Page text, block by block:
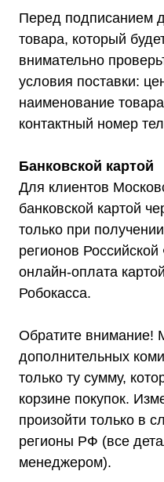
Перед подписанием
товара, который
внимательно
условия поставки:
наименование
контактный номер
Банковской картой
Для клиентов
банковской картой
только при
регионов
онлайн-оплата
Робокасса.
Обратите внимание!
дополнительных
только ту сумму,
корзине покупок.
произойти только в
регионы РФ (все
менеджером).
Мы являемся
официальным
дилером ГК
Телефон:
8 (800) 444-75-17
Оставьте заявку на
подходящий вариант
Оставить